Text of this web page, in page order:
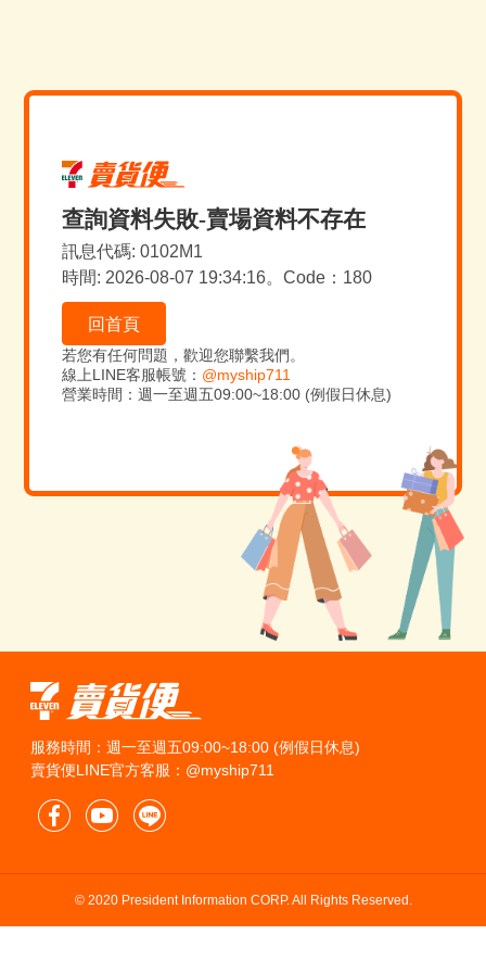
查詢資料失敗-賣場資料不存在
訊息代碼: 0102M1
時間: 2026-08-07 19:34:16。Code：180
回首頁
若您有任何問題，歡迎您聯繫我們。
線上LINE客服帳號： @myship711
營業時間：週一至週五09:00~18:00 (例假日休息)
服務時間：週一至週五09:00~18:00 (例假日休息)
賣貨便LINE官方客服：@myship711
© 2020 President Information CORP. All Rights Reserved.